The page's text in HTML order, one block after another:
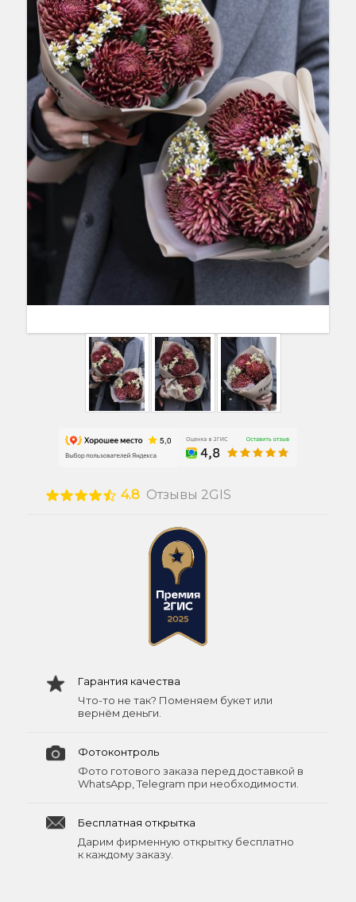
4.8 Отзывы 2GIS
Гарантия качества
Что-то не так? Поменяем букет или
вернём деньги.
Фотоконтроль
Фото готового заказа перед доставкой в
WhatsApp, Telegram при необходимости.
Бесплатная открытка
Дарим фирменную открытку бесплатно
к каждому заказу.